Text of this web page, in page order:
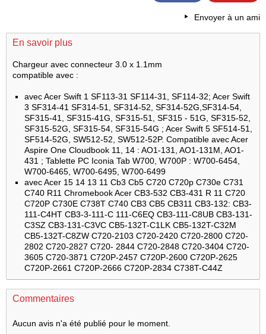
Envoyer à un ami
En savoir plus
Chargeur avec connecteur 3.0 x 1.1mm
compatible avec :
avec Acer Swift 1 SF113-31 SF114-31, SF114-32; Acer Swift
3 SF314-41 SF314-51, SF314-52, SF314-52G,SF314-54,
SF315-41, SF315-41G, SF315-51, SF315 - 51G, SF315-52,
SF315-52G, SF315-54, SF315-54G ; Acer Swift 5 SF514-51,
SF514-52G, SW512-52, SW512-52P. Compatible avec Acer
Aspire One Cloudbook 11, 14 : AO1-131, AO1-131M, AO1-
431 ; Tablette PC Iconia Tab W700, W700P : W700-6454,
W700-6465, W700-6495, W700-6499
avec Acer 15 14 13 11 Cb3 Cb5 C720 C720p C730e C731
C740 R11 Chromebook Acer CB3-532 CB3-431 R 11 C720
C720P C730E C738T C740 CB3 CB5 CB311 CB3-132: CB3-
111-C4HT CB3-3-111-C 111-C6EQ CB3-111-C8UB CB3-131-
C3SZ CB3-131-C3VC CB5-132T-C1LK CB5-132T-C32M
CB5-132T-C8ZW C720-2103 C720-2420 C720-2800 C720-
2802 C720-2827 C720- 2844 C720-2848 C720-3404 C720-
3605 C720-3871 C720P-2457 C720P-2600 C720P-2625
C720P-2661 C720P-2666 C720P-2834 C738T-C44Z
Commentaires
Aucun avis n'a été publié pour le moment.